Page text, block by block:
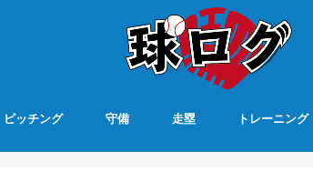
ピッチング 守備 走塁 トレーニン